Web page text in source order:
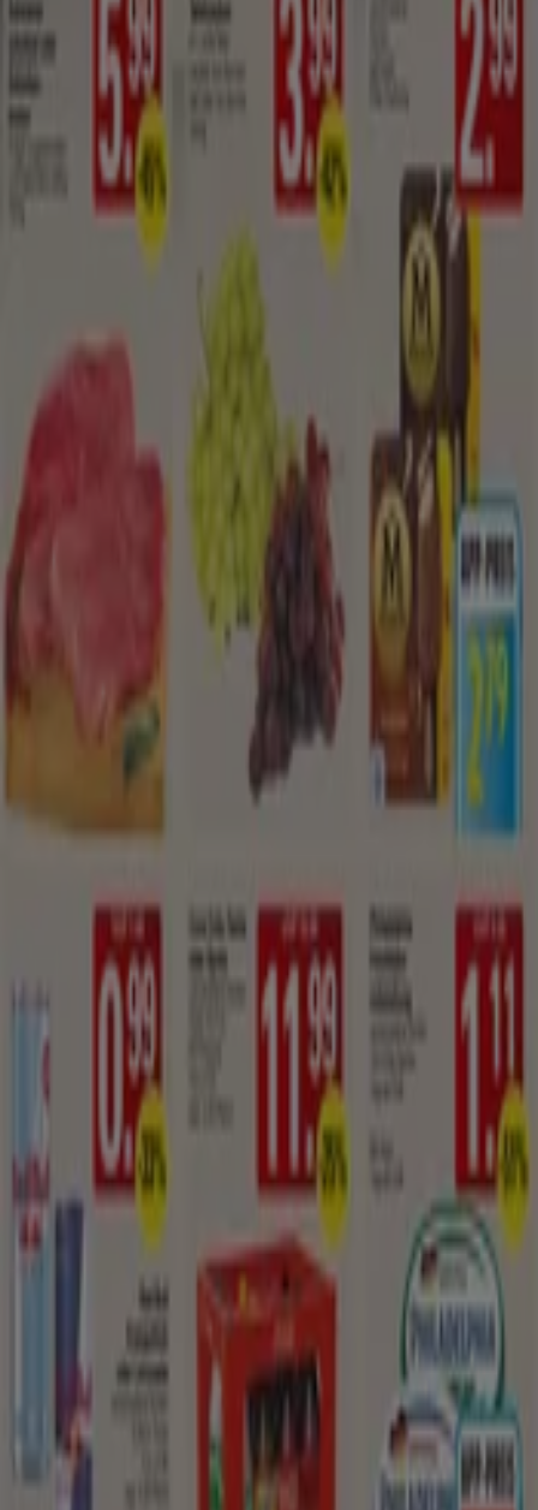
Flyer und beste Angebote in
Hannover
Bier SchwammSeifenblasen Metalldetektor Staubsauger
Supermärkte in anderen Städten
Hamburg München Köln
Frankfurt am
Düsseldorf Bremen Stuttgart
Dresden
Dortmund
In dieser Kategorie findest du Kataloge und Prospekte
deiner Lieblings-Supermärkte, Discounter und Bio-
Märkte. Top
Angebote von Supermärkten
erscheinen
immer in ihren Prospekten und stets auf dem Laufenden
zu sein ist sehr wichtig, um beim Einkauf zu sparen.
Angebote und Aktionen sind normalerweise ein paar
Tage gültig und es ist möglich, Rabatte bis zu minus 50%
oder das berühmte "Nimm 3, zahl 2"-Angebot zu finden.
Siehe die Angebote der Supermärkte
Tiendeo ist Teil von Shopfully, dem Tech-Unternehmen,
das das lokale Einkaufen weltweit neu erfindet.
Business-Lösungen
Nachrichten und Medien
Mit uns arbeiten
Kontakt aufnehmen
Marketing- und Geschäftsanfragen
Geschäft falsch auf der Karte geortet
Wöchentliches Anzeigen-Feedback
Technische Probleme und allgemeines Feedback
Marken
Lokale Marken
Unternehmen
Filiale in der Nähe
Produkte